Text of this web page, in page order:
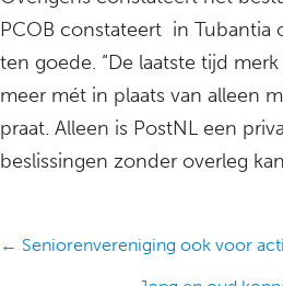
PCOB constateert in Tubantia
ten goede. “De laatste tijd
meer mét in plaats van alleen
praat. Alleen is PostNL een
beslissingen zonder overleg
Posts
← Seniorenvereniging ook voor